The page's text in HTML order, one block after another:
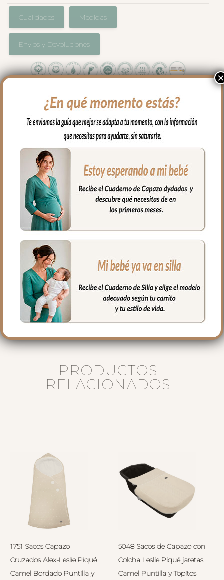
Cualidades Medidas
Envíos y Devoluciones
La colcha que va por encima del capazo,
cubriendo la parte de arriba del capazo y
los bordes en lateral, es una colcha con
cinturón para que se ajuste mejor. En
tejido piqué de algodón con jaretas en y
puntilla en todo el borde.
Babero o embozo va por encima de la
colcha siempre, en tejido piqué con
bordado de topitos y puntilla en todo el
borde
Almohada de 0.5cm de grosor en tejido
piqué de algodón.
Puedes lavar a mano o en lavadora,
siempre agua fría, jabones no abrasivos y
secado al natural.
PRODUCTOS
RELACIONADOS
1751 Sacos Capazo
Cruzados Alex-Leslie Piqué
Camel Bordado Puntilla y
5048 Sacos de Capazo con
Colcha Leslie Piqué jaretas
Camel Puntilla y Topitos
×